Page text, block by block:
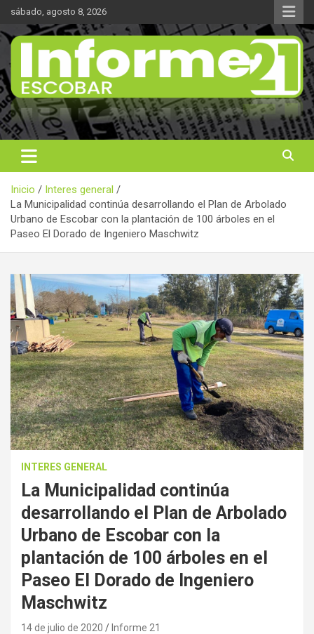
Saltar
contenido
sábado, agosto 8, 2026
Informe 21
Noticas reales
Inicio
Interes general
La Municipalidad continúa desarrollando el Plan de Arbolado
Urbano de Escobar con la plantación de 100 árboles en el
Paseo El Dorado de Ingeniero Maschwitz
INTERES GENERAL
La Municipalidad continúa
desarrollando el Plan de Arbolado
Urbano de Escobar con la
plantación de 100 árboles en el
Paseo El Dorado de Ingeniero
Maschwitz
14 de julio de 2020 Informe 21